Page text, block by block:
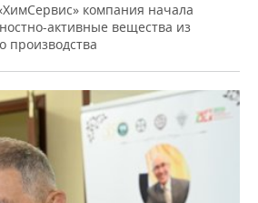
компания начала
активные вещества из
производства